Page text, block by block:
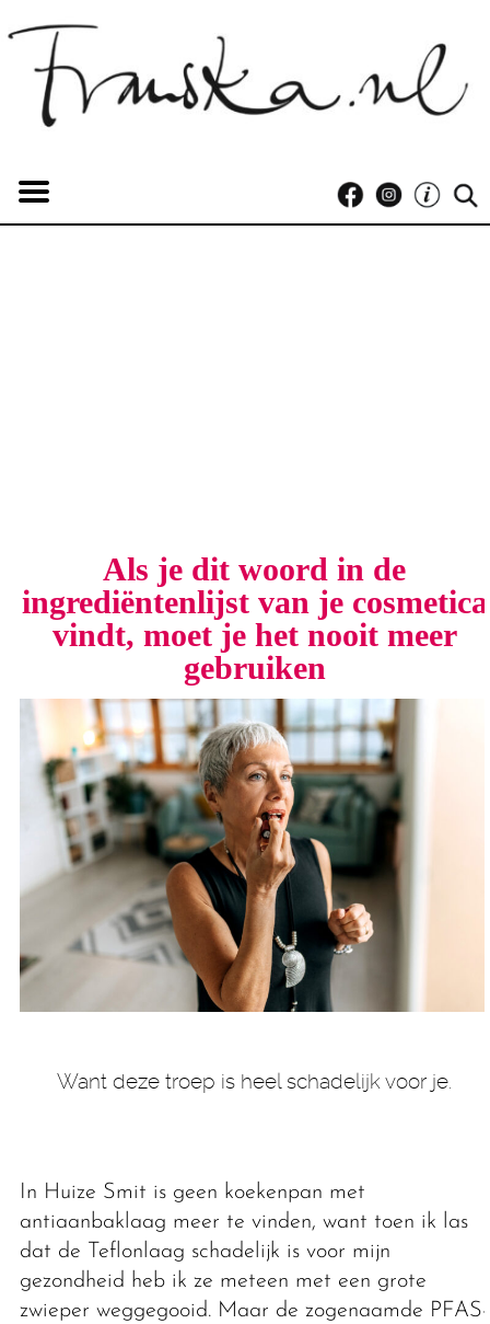
Als je dit woord in de
ingrediëntenlijst van je cosmetica
vindt, moet je het nooit meer
gebruiken
Want deze troep is heel schadelijk voor je.
In Huize Smit is geen koekenpan met
antiaanbaklaag meer te vinden, want toen ik las
dat de Teflonlaag schadelijk is voor mijn
gezondheid heb ik ze meteen met een grote
zwieper weggegooid. Maar de zogenaamde PFAS-